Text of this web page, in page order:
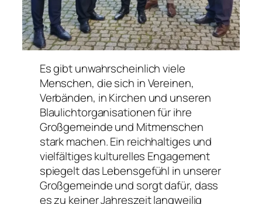
Es gibt unwahrscheinlich viele
Menschen, die sich in Vereinen,
Verbänden, in Kirchen und unseren
Blaulichtorganisationen für ihre
Großgemeinde und Mitmenschen
stark machen. Ein reichhaltiges und
vielfältiges kulturelles Engagement
spiegelt das Lebensgefühl in unserer
Großgemeinde und sorgt dafür, dass
es zu keiner Jahreszeit langweilig